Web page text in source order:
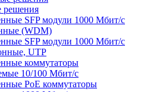
решения
SFP модули 1000 Мбит/c
(WDM)
SFP модули 1000 Мбит/c
UTP
коммутаторы
10/100 Мбит/с
PoE коммутаторы